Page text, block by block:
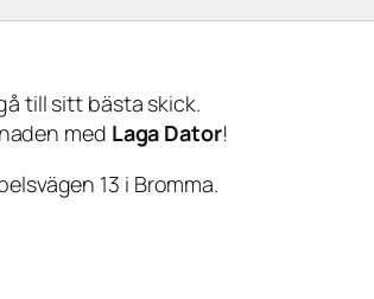
till sitt bästa skick.
med Laga Dator!
13 i Bromma.